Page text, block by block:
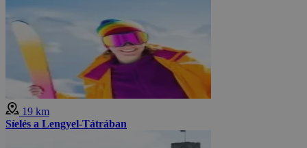
19 km
Síelés a Lengyel-Tátrában